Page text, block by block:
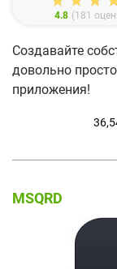
4.8 (181
Создавайте
довольно
приложения!
MSQRD